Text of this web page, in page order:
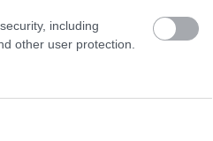
including
other user protection.
się w europejskich
A także szansa dla